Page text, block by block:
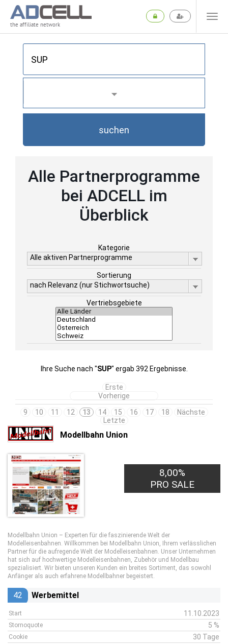
the affiliate network
suchen
Alle Partnerprogramme
bei ADCELL im
Überblick
Kategorie
Alle aktiven Partnerprogramme
Sortierung
nach Relevanz (nur Stichwortsuche)
Vertriebsgebiete
Ihre Suche nach "SUP" ergab 392 Ergebnisse.
Erste
Vorherige
9
10 11 12 13 14 15 16 17 18
Nächste
Letzte
Modellbahn Union
8,00%
PRO SALE
Modellbahn Union – Experten für die faszinierende Welt der
Modelleisenbahnen. Willkommen bei Modellbahn Union, Ihrem verlässlichen
Partner für die aufregende Welt der Modelleisenbahnen. Unser Unternehmen
hat sich auf hochwertige Modelleisenbahnen, Zubehör und Modellbau
spezialisiert. Wir bieten unseren Kunden ein breites Sortiment, das sowohl
Anfänger als auch erfahrene Modellbahner begeistert.
42 Werbemittel
Start 11.10.2023
Stornoquote 5 %
Cookie 30 Tage